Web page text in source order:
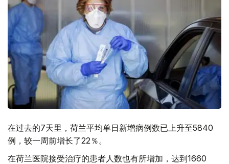
在过去的7天里，荷兰平均单日新增病例数已上升至5840
例，较一周前增长了22％。
在荷兰医院接受治疗的患者人数也有所增加，达到1660